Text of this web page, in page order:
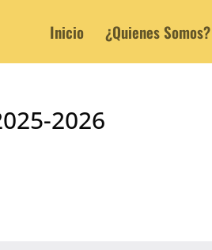
Inicio ¿Quienes Somos?
2026